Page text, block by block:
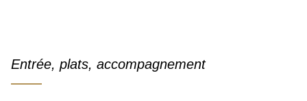
Entrée, plats, accompagnement